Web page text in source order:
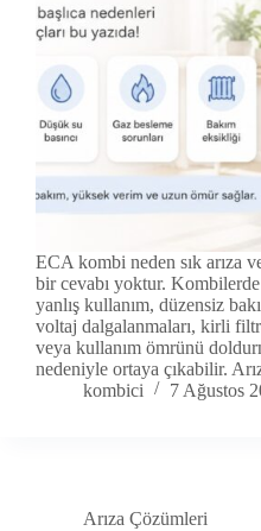
ECA kombi neden sık arıza
bir cevabı yoktur.
yanlış kullanım, düzensiz
voltaj dalgalanmaları, kirli
veya kullanım ömrünü
nedeniyle ortaya çıkabilir.
kombici
7 Ağustos
Arıza Çözümleri